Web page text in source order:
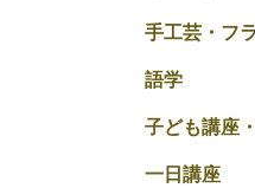
手工芸・フ
語学
子ども講座
一日講座